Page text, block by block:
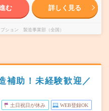
む 詳しく見る
ション 製造事業部（全国）
補助！未経験歓迎／
土日祝日が休み WEB登録OK